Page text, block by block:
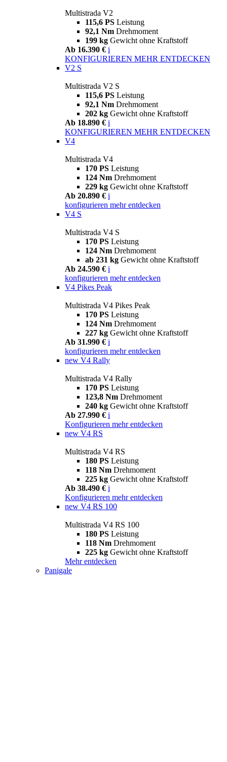
Multistrada V2
115,6 PS Leistung
92,1 Nm Drehmoment
199 kg Gewicht ohne Kraftstoff
Ab 16.390 € i
KONFIGURIEREN MEHR ENTDECKEN
V2 S
Multistrada V2 S
115,6 PS Leistung
92,1 Nm Drehmoment
202 kg Gewicht ohne Kraftstoff
Ab 18.890 € i
KONFIGURIEREN MEHR ENTDECKEN
V4
Multistrada V4
170 PS Leistung
124 Nm Drehmoment
229 kg Gewicht ohne Kraftstoff
Ab 20.890 € i
konfigurieren mehr entdecken
V4 S
Multistrada V4 S
170 PS Leistung
124 Nm Drehmoment
ab 231 kg Gewicht ohne Kraftstoff
Ab 24.590 € i
konfigurieren mehr entdecken
V4 Pikes Peak
Multistrada V4 Pikes Peak
170 PS Leistung
124 Nm Drehmoment
227 kg Gewicht ohne Kraftstoff
Ab 31.990 € i
konfigurieren mehr entdecken
new V4 Rally
Multistrada V4 Rally
170 PS Leistung
123,8 Nm Drehmoment
240 kg Gewicht ohne Kraftstoff
Ab 27.990 € i
Konfigurieren mehr entdecken
new V4 RS
Multistrada V4 RS
180 PS Leistung
118 Nm Drehmoment
225 kg Gewicht ohne Kraftstoff
Ab 38.490 € i
Konfigurieren mehr entdecken
new V4 RS 100
Multistrada V4 RS 100
180 PS Leistung
118 Nm Drehmoment
225 kg Gewicht ohne Kraftstoff
Mehr entdecken
Panigale